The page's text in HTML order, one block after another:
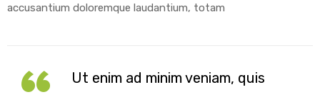
accusantium doloremque laudantium, totam
Ut enim ad minim veniam, quis